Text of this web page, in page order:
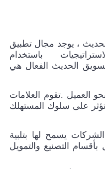
، يوجد مجال تطبيق
باستخدام
الحديث الفعال هي
العميل .تقوم العلامات
تؤثر على سلوك المستهلك
يسمح لها بتلبية
بأقسام التصنيع والتمويل